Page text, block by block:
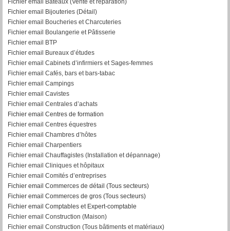
Fichier email Bijouteries (Détail)
Fichier email Boucheries et Charcuteries
Fichier email Boulangerie et Pâtisserie
Fichier email BTP
Fichier email Bureaux d’études
Fichier email Cabinets d’infirmiers et Sages-femmes
Fichier email Cafés, bars et bars-tabac
Fichier email Campings
Fichier email Cavistes
Fichier email Centrales d’achats
Fichier email Centres de formation
Fichier email Centres équestres
Fichier email Chambres d’hôtes
Fichier email Charpentiers
Fichier email Chauffagistes (Installation et dépannage)
Fichier email Cliniques et hôpitaux
Fichier email Comités d’entreprises
Fichier email Commerces de détail (Tous secteurs)
Fichier email Commerces de gros (Tous secteurs)
Fichier email Comptables et Expert-comptable
Fichier email Construction (Maison)
Fichier email Construction (Tous bâtiments et matériaux)